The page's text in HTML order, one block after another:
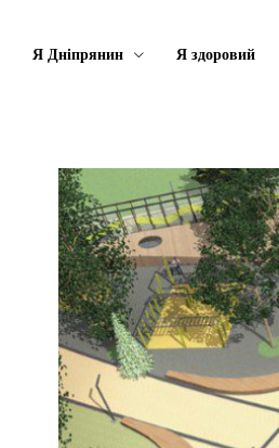
Я Дніпрянин Я здоровий